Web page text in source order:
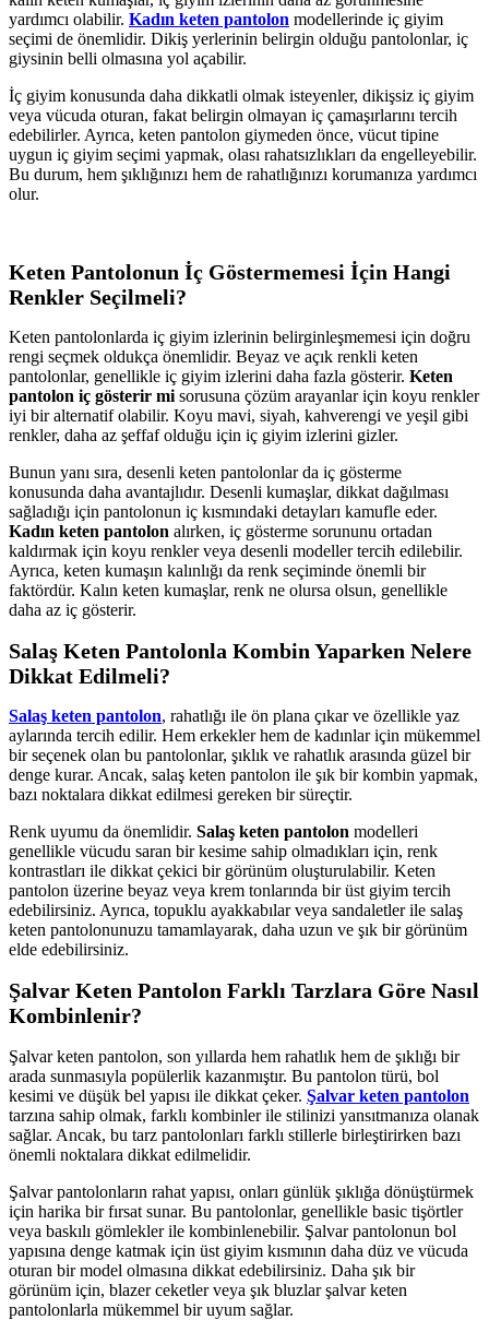
yardımcı olabilir. Kadın keten pantolon modellerinde iç giyim
seçimi de önemlidir. Dikiş yerlerinin belirgin olduğu pantolonlar, iç
giysinin belli olmasına yol açabilir.
İç giyim konusunda daha dikkatli olmak isteyenler, dikişsiz iç giyim
veya vücuda oturan, fakat belirgin olmayan iç çamaşırlarını tercih
edebilirler. Ayrıca, keten pantolon giymeden önce, vücut tipine
uygun iç giyim seçimi yapmak, olası rahatsızlıkları da engelleyebilir.
Bu durum, hem şıklığınızı hem de rahatlığınızı korumanıza yardımcı
olur.
Keten Pantolonun İç Göstermemesi İçin Hangi
Renkler Seçilmeli?
Keten pantolonlarda iç giyim izlerinin belirginleşmemesi için doğru
rengi seçmek oldukça önemlidir. Beyaz ve açık renkli keten
pantolonlar, genellikle iç giyim izlerini daha fazla gösterir. Keten
pantolon iç gösterir mi sorusuna çözüm arayanlar için koyu renkler
iyi bir alternatif olabilir. Koyu mavi, siyah, kahverengi ve yeşil gibi
renkler, daha az şeffaf olduğu için iç giyim izlerini gizler.
Bunun yanı sıra, desenli keten pantolonlar da iç gösterme
konusunda daha avantajlıdır. Desenli kumaşlar, dikkat dağılması
sağladığı için pantolonun iç kısmındaki detayları kamufle eder.
Kadın keten pantolon alırken, iç gösterme sorununu ortadan
kaldırmak için koyu renkler veya desenli modeller tercih edilebilir.
Ayrıca, keten kumaşın kalınlığı da renk seçiminde önemli bir
faktördür. Kalın keten kumaşlar, renk ne olursa olsun, genellikle
daha az iç gösterir.
Salaş Keten Pantolonla Kombin Yaparken Nelere
Dikkat Edilmeli?
Salaş keten pantolon, rahatlığı ile ön plana çıkar ve özellikle yaz
aylarında tercih edilir. Hem erkekler hem de kadınlar için mükemmel
bir seçenek olan bu pantolonlar, şıklık ve rahatlık arasında güzel bir
denge kurar. Ancak, salaş keten pantolon ile şık bir kombin yapmak,
bazı noktalara dikkat edilmesi gereken bir süreçtir.
Renk uyumu da önemlidir. Salaş keten pantolon modelleri
genellikle vücudu saran bir kesime sahip olmadıkları için, renk
kontrastları ile dikkat çekici bir görünüm oluşturulabilir. Keten
pantolon üzerine beyaz veya krem tonlarında bir üst giyim tercih
edebilirsiniz. Ayrıca, topuklu ayakkabılar veya sandaletler ile salaş
keten pantolonunuzu tamamlayarak, daha uzun ve şık bir görünüm
elde edebilirsiniz.
Şalvar Keten Pantolon Farklı Tarzlara Göre Nasıl
Kombinlenir?
Şalvar keten pantolon, son yıllarda hem rahatlık hem de şıklığı bir
arada sunmasıyla popülerlik kazanmıştır. Bu pantolon türü, bol
kesimi ve düşük bel yapısı ile dikkat çeker. Şalvar keten pantolon
tarzına sahip olmak, farklı kombinler ile stilinizi yansıtmanıza olanak
sağlar. Ancak, bu tarz pantolonları farklı stillerle birleştirirken bazı
önemli noktalara dikkat edilmelidir.
Şalvar pantolonların rahat yapısı, onları günlük şıklığa dönüştürmek
için harika bir fırsat sunar. Bu pantolonlar, genellikle basic tişörtler
veya baskılı gömlekler ile kombinlenebilir. Şalvar pantolonun bol
yapısına denge katmak için üst giyim kısmının daha düz ve vücuda
oturan bir model olmasına dikkat edebilirsiniz. Daha şık bir
görünüm için, blazer ceketler veya şık bluzlar şalvar keten
pantolonlarla mükemmel bir uyum sağlar.